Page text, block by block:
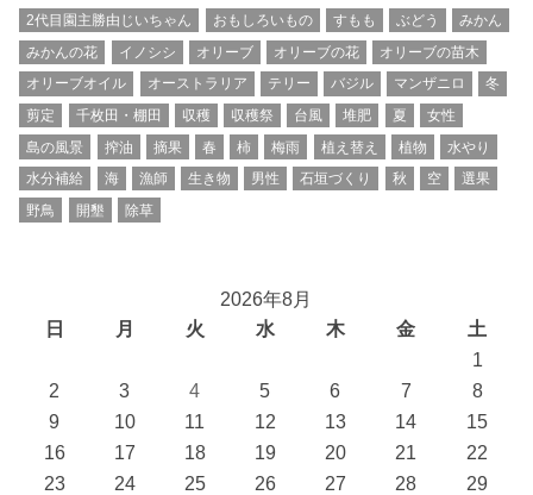
2代目園主勝由じいちゃん おもしろいもの すもも ぶどう
みかん
みかんの花
イノシシ オリーブ オリーブの花
オリーブの苗木
オリーブオイル
オーストラリア テリー バジル マンザニロ
冬
剪定
千枚田・棚田 収穫 収穫祭 台風 堆肥 夏
女性
島の風景
搾油 摘果 春 柿 梅雨 植え替え 植物
水やり
水分補給
海 漁師 生き物 男性 石垣づくり 秋 空
選果
野鳥
開墾 除草
2026年8月
日
月 火 水 木 金 土
1
2
3 4 5 6 7
8
9
10 11 12 13 14
15
16
17 18 19 20 21
22
23
24 25 26 27 28
29